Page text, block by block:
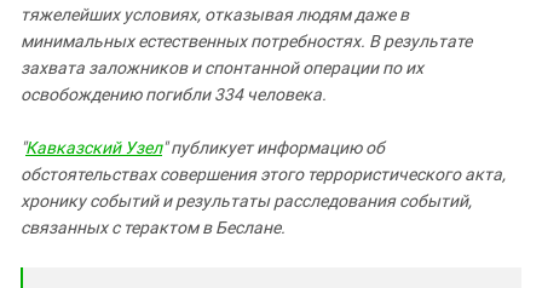
тяжелейших условиях, отказывая людям даже в
минимальных естественных потребностях. В результате
захвата заложников и спонтанной операции по их
освобождению погибли 334 человека.
"Кавказский Узел" публикует информацию об
обстоятельствах совершения этого террористического акта,
хронику событий и результаты расследования событий,
связанных с терактом в Беслане.